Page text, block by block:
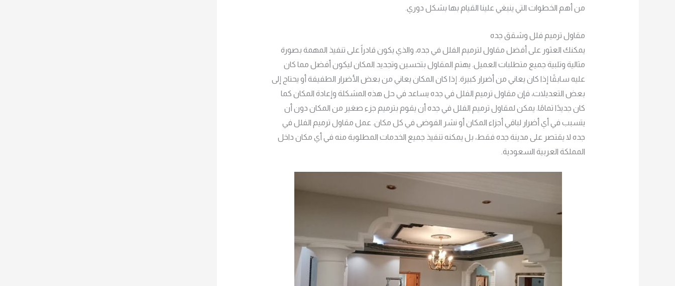
من أهم الخطوات التي ينبغي علينا القيام بها بشكل دوري.
مقاول ترميم فلل وشقق جده
يمكنك العثور على أفضل مقاول لترميم الفلل في جده، والذي يكون قادراً على تنفيذ المهمة بصورة
مثالية وتلبية جميع متطلبات العميل. يهتم المقاول بتحسين وتجديد المكان ليكون أفضل مما كان
عليه سابقًا إذا كان يعاني من أضرار كبيرة. إذا كان المكان يعاني من بعض الأضرار الطفيفة أو يحتاج إلى
بعض التعديلات، فإن مقاول ترميم الفلل في جده يساعد في حل هذه المشكلة وإعادة المكان كما
كان جديدًا تمامًا. يمكن لمقاول ترميم الفلل في جده أن يقوم بترميم جزء صغير من المكان دون أن
يتسبب في أي أضرار لباقي أجزاء المكان أو نشر الفوضى في كل مكان. عمل مقاول ترميم الفلل في
جده لا يقتصر على مدينة جده فقط، بل يمكنه تنفيذ جميع الخدمات المطلوبة منه في أي مكان داخل
المملكة العربية السعودية.